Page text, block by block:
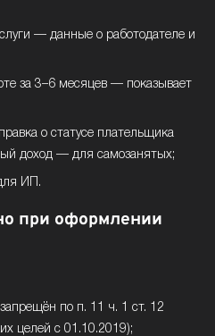
— данные о работодателе и
за 3–6 месяцев — показывает
о статусе плательщика
доход — для самозанятых;
ИП.
при оформлении
по п. 11 ч. 1 ст. 12
целей с 01.10.2019);